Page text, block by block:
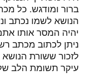
ברור ומודגש. כל
הנושא לשמו נכתב
יהיה המסר אותו
ניתן לכתוב מכתב
לזכור ששורת
עיקר תשומת הלב